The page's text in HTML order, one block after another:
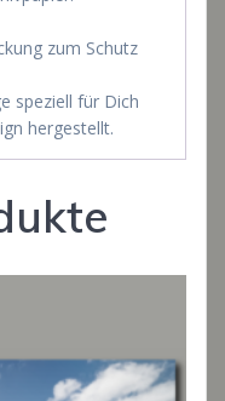
zum Schutz
speziell für Dich
hergestellt.